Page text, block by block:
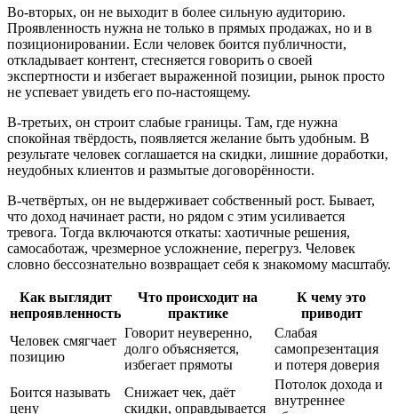
Во-вторых, он не выходит в более сильную аудиторию.
Проявленность нужна не только в прямых продажах, но и в
позиционировании. Если человек боится публичности,
откладывает контент, стесняется говорить о своей
экспертности и избегает выраженной позиции, рынок просто
не успевает увидеть его по-настоящему.
В-третьих, он строит слабые границы. Там, где нужна
спокойная твёрдость, появляется желание быть удобным. В
результате человек соглашается на скидки, лишние доработки,
неудобных клиентов и размытые договорённости.
В-четвёртых, он не выдерживает собственный рост. Бывает,
что доход начинает расти, но рядом с этим усиливается
тревога. Тогда включаются откаты: хаотичные решения,
самосаботаж, чрезмерное усложнение, перегруз. Человек
словно бессознательно возвращает себя к знакомому масштабу.
Как выглядит
непроявленность
Что происходит на
практике
К чему это
приводит
Человек смягчает
позицию
Говорит неуверенно,
долго объясняется,
избегает прямоты
Слабая
самопрезентация
и потеря доверия
Боится называть
цену
Снижает чек, даёт
скидки, оправдывается
Потолок дохода и
внутреннее